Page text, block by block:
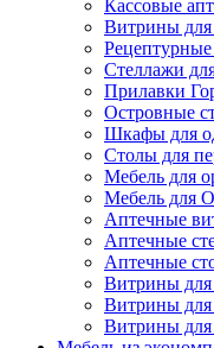
Кассовые
Витрины для
Стеллажи
Прилавки
Островные
Шкафы для
Столы для
Мебель для
Мебель для
Аптечные
Аптечные
Аптечные
Витрины
Витрины
Витрины для